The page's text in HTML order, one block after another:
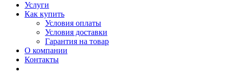
Услуги
Как купить
Условия оплаты
Условия доставки
Гарантия на товар
О компании
Контакты